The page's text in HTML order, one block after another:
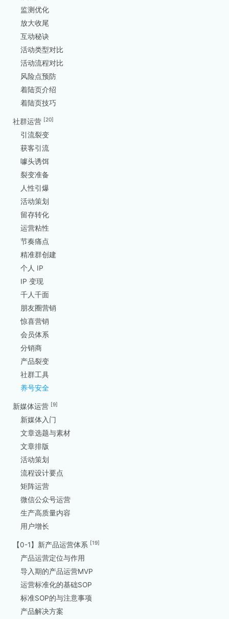
监测优化
放大收尾
互动秘诀
活动类型对比
活动流程对比
风险点预防
着陆页介绍
着陆页技巧
社群运营 [20]
引流裂变
获客引流
噱头诱饵
裂变准备
人性引爆
活动策划
留存转化
运营粘性
节奏痛点
精准群创建
个人 IP
IP 变现
千人千面
朋友圈营销
惊喜营销
会员体系
分销商
产品裂变
社群工具
养号安全
新媒体运营 [9]
新媒体入门
文章选题与素材
文章排版
活动策划
流程设计要点
矩阵运营
微信公众号运营
生产高质量内容
用户增长
【0-1】新产品运营体系 [19]
产品运营定位与作用
导入期的产品运营MVP
运营标准化的基础SOP
标准SOP的与注意事项
产品解决方案